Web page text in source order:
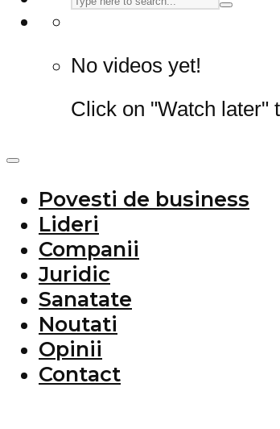
No videos yet!
Click on "Watch later"
Povesti de business
Lideri
Companii
Juridic
Sanatate
Noutati
Opinii
Contact